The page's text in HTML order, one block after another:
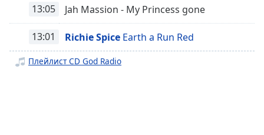
Chapters
Descriptions
13:05 Jah Massion - My Princess gone
13:01 Richie Spice Earth a Run Red
Плейлист CD God Radio